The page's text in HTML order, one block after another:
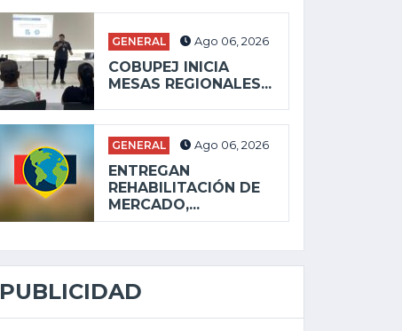
GENERAL Ago 06, 2026
COBUPEJ INICIA
MESAS REGIONALES...
GENERAL Ago 06, 2026
ENTREGAN
REHABILITACIÓN DE
MERCADO,...
PUBLICIDAD